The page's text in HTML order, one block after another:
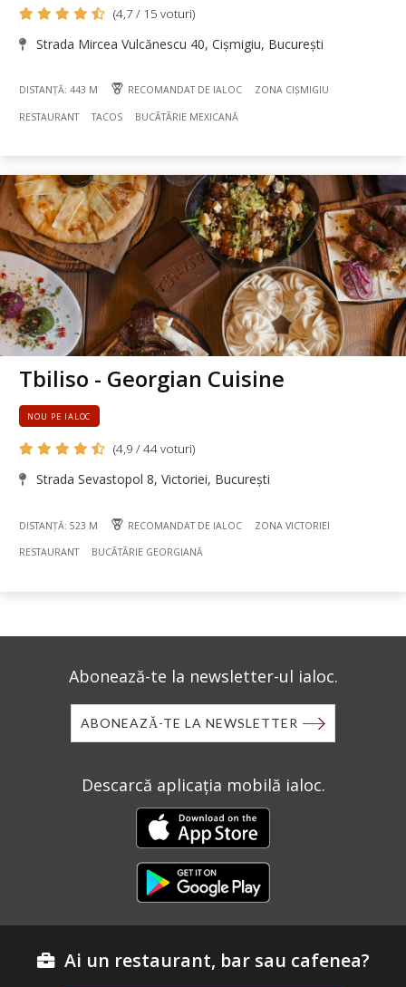
(4,7 / 15 voturi)
Strada Mircea Vulcănescu 40, Cișmigiu, București
DISTANȚĂ: 443 M RECOMANDAT DE IALOC ZONA CIȘMIGIU
RESTAURANT TACOS BUCÃTÃRIE MEXICANĂ
Tbiliso - Georgian Cuisine
NOU PE IALOC
(4,9 / 44 voturi)
Strada Sevastopol 8, Victoriei, București
DISTANȚĂ: 523 M RECOMANDAT DE IALOC ZONA VICTORIEI
RESTAURANT BUCÃTÃRIE GEORGIANĂ
Abonează-te la newsletter-ul ialoc.
ABONEAZĂ-TE LA NEWSLETTER
Descarcă aplicația mobilă ialoc.
Ai un restaurant, bar sau cafenea?